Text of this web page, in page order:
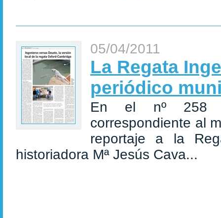
05/04/2011
La Regata
periódico
En el nº 258
correspondiente al
reportaje a la
historiadora Mª Jesús Cava...